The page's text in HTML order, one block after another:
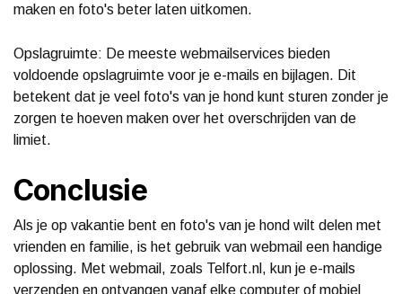
maken en foto's beter laten uitkomen.
Opslagruimte: De meeste webmailservices bieden
voldoende opslagruimte voor je e-mails en bijlagen. Dit
betekent dat je veel foto's van je hond kunt sturen zonder je
zorgen te hoeven maken over het overschrijden van de
limiet.
Conclusie
Als je op vakantie bent en foto's van je hond wilt delen met
vrienden en familie, is het gebruik van webmail een handige
oplossing. Met webmail, zoals Telfort.nl, kun je e-mails
verzenden en ontvangen vanaf elke computer of mobiel